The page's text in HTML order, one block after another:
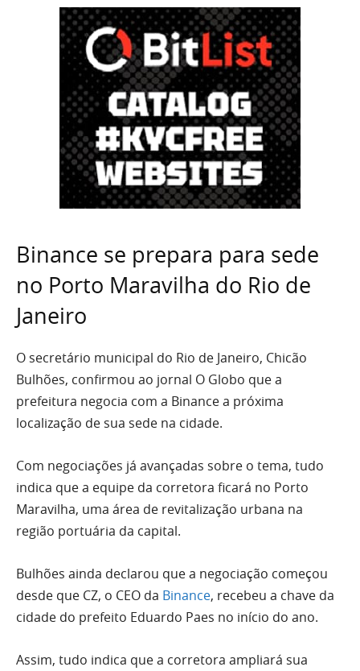
Binance se prepara para sede
no Porto Maravilha do Rio de
Janeiro
O secretário municipal do Rio de Janeiro, Chicão
Bulhões, confirmou ao jornal O Globo que a
prefeitura negocia com a Binance a próxima
localização de sua sede na cidade.
Com negociações já avançadas sobre o tema, tudo
indica que a equipe da corretora ficará no Porto
Maravilha, uma área de revitalização urbana na
região portuária da capital.
Bulhões ainda declarou que a negociação começou
desde que CZ, o CEO da Binance, recebeu a chave da
cidade do prefeito Eduardo Paes no início do ano.
Assim, tudo indica que a corretora ampliará sua